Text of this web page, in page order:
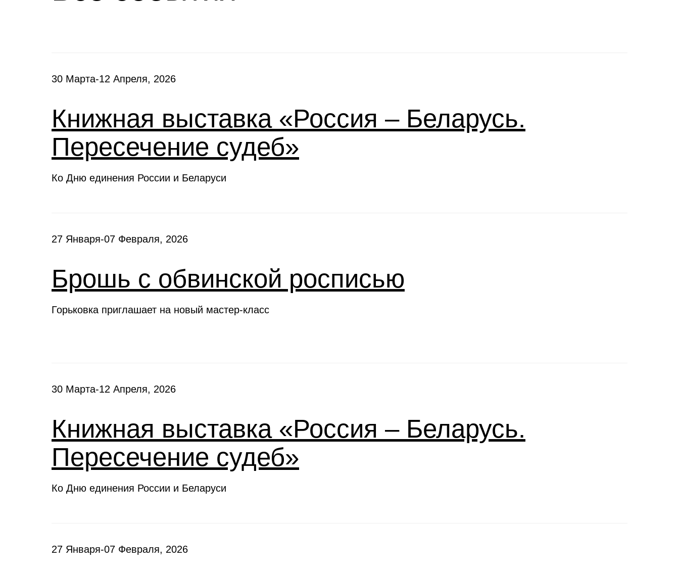
30 Марта-12 Апреля, 2026
Книжная выставка «Россия – Беларусь.
Пересечение судеб»
Ко Дню единения России и Беларуси
27 Января-07 Февраля, 2026
Брошь с обвинской росписью
Горьковка приглашает на новый мастер-класс
30 Марта-12 Апреля, 2026
Книжная выставка «Россия – Беларусь.
Пересечение судеб»
Ко Дню единения России и Беларуси
27 Января-07 Февраля, 2026